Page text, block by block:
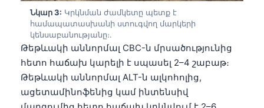
Նկար 3: Կրկնման ժամկետը պետք է
համապատասխանի ստուգվող մարկերի
կենսաբանությանը։.
Թեթևակի աննորմալ CBC-ն մրսածությունից
հետո հաճախ կարելի է սպասել 2–4 շաբաթ։
Թեթևակի աննորմալ ALT-ն ալկոհոլից,
ացետամինոֆենից կամ ինտենսիվ